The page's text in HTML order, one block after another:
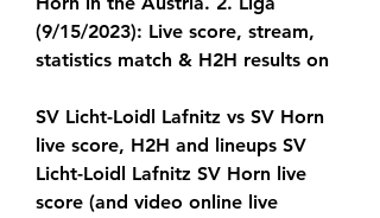
(9/15/2023): Live score, stream,
statistics match & H2H results on
SV Licht-Loidl Lafnitz vs SV Horn
live score, H2H and lineups SV
Licht-Loidl Lafnitz SV Horn live
score (and video online live